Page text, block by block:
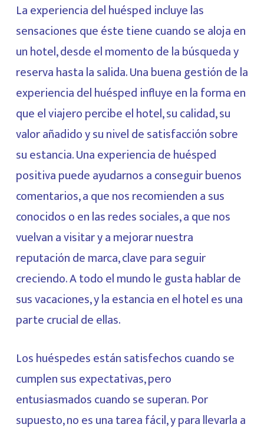
La experiencia del huésped incluye las
sensaciones que éste tiene cuando se aloja en
un hotel, desde el momento de la búsqueda y
reserva hasta la salida. Una buena gestión de la
experiencia del huésped influye en la forma en
que el viajero percibe el hotel, su calidad, su
valor añadido y su nivel de satisfacción sobre
su estancia. Una experiencia de huésped
positiva puede ayudarnos a conseguir buenos
comentarios, a que nos recomienden a sus
conocidos o en las redes sociales, a que nos
vuelvan a visitar y a mejorar nuestra
reputación de marca, clave para seguir
creciendo. A todo el mundo le gusta hablar de
sus vacaciones, y la estancia en el hotel es una
parte crucial de ellas.
Los huéspedes están satisfechos cuando se
cumplen sus expectativas, pero
entusiasmados cuando se superan. Por
supuesto, no es una tarea fácil, y para llevarla a